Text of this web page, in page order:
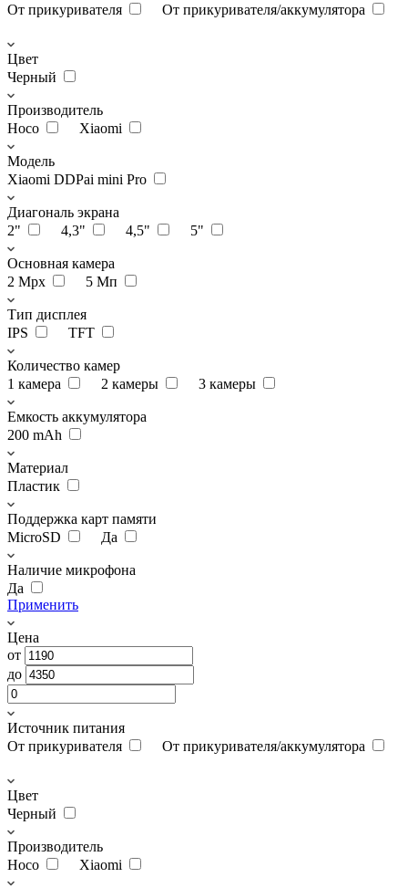
От прикуривателя
От прикуривателя/аккумулятора
Цвет
Черный
Производитель
Hoco
Xiaomi
Модель
Xiaomi DDPai mini Pro
Диагональ экрана
2"
4,3" 4,5" 5"
Основная камера
2 Мрх
5 Мп
Тип дисплея
IPS
TFT
Количество камер
1 камера
2 камеры 3 камеры
Емкость аккумулятора
200 mAh
Материал
Пластик
Поддержка карт памяти
MicroSD
Да
Наличие микрофона
Да
Применить
Цена
от
до
Источник питания
От прикуривателя
От прикуривателя/аккумулятора
Цвет
Черный
Производитель
Hoco
Xiaomi